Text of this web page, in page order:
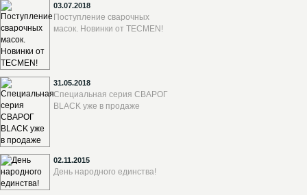
03.07.2018
Поступление сварочных
масок. Новинки от TECMEN!
31.05.2018
Специальная серия СВАРОГ
BLACK уже в продаже
02.11.2015
День народного единства!